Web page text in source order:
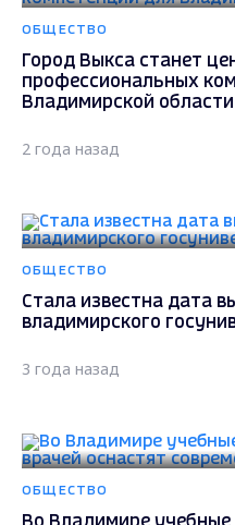
ОБЩЕСТВО
Город Выкса станет
профессиональных
Владимирской области
2 года назад
ОБЩЕСТВО
Стала известна дата
владимирского
3 года назад
ОБЩЕСТВО